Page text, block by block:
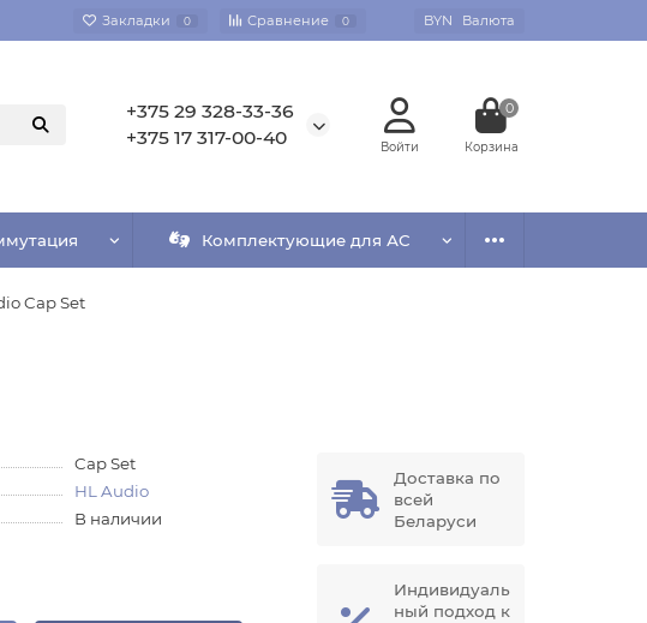
Закладки 0 Сравнение 0 BYN Валюта
+375 29 328-33-36
+375 17 317-00-40
0
Комплектующие для АС
Cap Set
Cap Set
HL Audio
В наличии
Доставка по
всей
Беларуси
Индивидуаль
ный подход к